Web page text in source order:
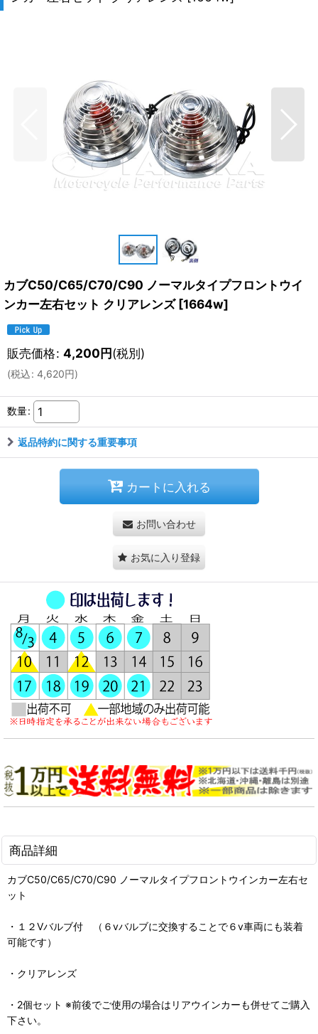
カブC50/C65/C70/C90 ノーマルタイプフロントウイ
ンカー左右セット クリアレンズ [1664w]
販売価格: 4,200円(税別)
(税込: 4,620円)
数量:
返品特約に関する重要事項
カートに入れる
お問い合わせ
お気に入り登録
商品詳細
カブC50/C65/C70/C90 ノーマルタイプフロントウインカー左右セ
ット
・１２Vバルブ付 （６vバルブに交換することで６v車両にも装着
可能です）
・クリアレンズ
・2個セット ※前後でご使用の場合はリアウインカーも併せてご購入
下さい。